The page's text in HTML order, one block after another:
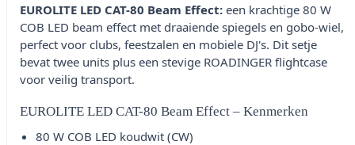
EUROLITE LED CAT-80 Beam Effect: een krachtige 80 W
COB LED beam effect met draaiende spiegels en gobo-wiel,
perfect voor clubs, feestzalen en mobiele DJ's. Dit setje
bevat twee units plus een stevige ROADINGER flightcase
voor veilig transport.
EUROLITE LED CAT-80 Beam Effect – Kenmerken
80 W COB LED koudwit (CW)